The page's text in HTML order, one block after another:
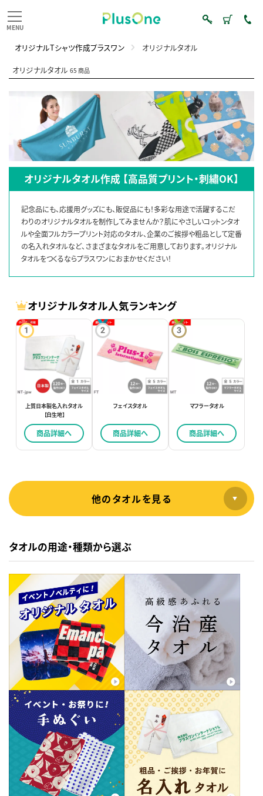
オリジナルTシャツ作成プラスワン オリジナルタオル
オリジナルタオル65 商品
オリジナルタオル作成 【高品質プリント・刺繡OK】
記念品にも、応援用グッズにも、販促品にも！多彩な用途で活躍するこだ
わりのオリジナルタオルを制作してみませんか？肌にやさしいコットンタオ
ルや全面フルカラープリント対応のタオル、企業のご挨拶や粗品として定番
の名入れタオルなど、さまざまなタオルをご用意しております。オリジナル
タオルをつくるならプラスワンにおまかせください！
オリジナルタオル人気ランキング
上質日本製名入れタオル
【白生地】
商品詳細へ
フェイスタオル
商品詳細へ
マフラータオル
商品詳細へ
他のタオルを見る
タオルの用途・種類から選ぶ